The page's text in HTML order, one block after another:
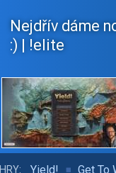
Nejdřív dáme
:) | !elite
HRY: Yield! Get To